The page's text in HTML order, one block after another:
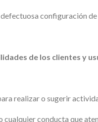
configuración
de los clientes y
realizar o sugerir
cualquier conducta que